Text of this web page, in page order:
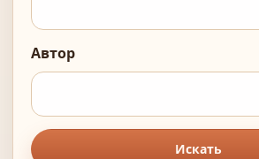
Автор
Искать